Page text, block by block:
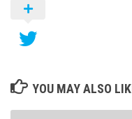
YOU MAY ALSO